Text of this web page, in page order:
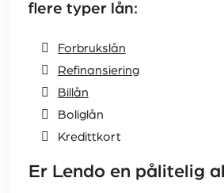
flere typer lån:
Forbrukslån
Refinansiering
Billån
Boliglån
Kredittkort
Er Lendo en pålitelig